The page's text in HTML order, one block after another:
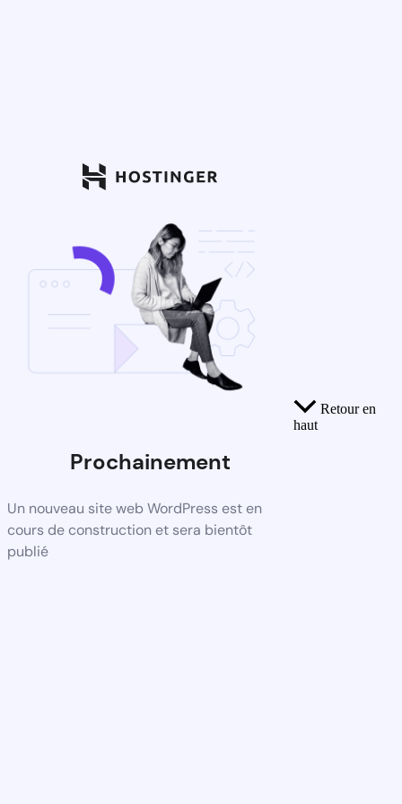
Prochainement
Un nouveau site web WordPress est en
cours de construction et sera bientôt
publié
Retour en
haut